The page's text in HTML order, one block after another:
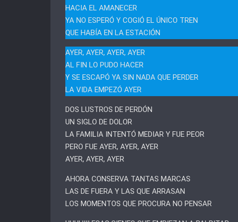
HACIA EL AMANECER
YA NO ESPERÓ Y COGIÓ EL ÚNICO TREN
QUE HABÍA EN LA ESTACIÓN
AYER, AYER, AYER, AYER
AL FIN LO PUDO HACER
Y SE ESCAPÓ YA SIN NADA QUE PERDER
LA VIDA EMPEZÓ AYER
DOS LUSTROS DE PERDÓN
UN SIGLO DE DOLOR
LA FAMILIA INTENTÓ MEDIAR Y FUE PEOR
PERO FUE AYER, AYER, AYER
AYER, AYER, AYER
AHORA CONSERVA TANTAS MARCAS
LAS DE FUERA Y LAS QUE ARRASAN
LOS MOMENTOS QUE PROCURA NO PENSAR